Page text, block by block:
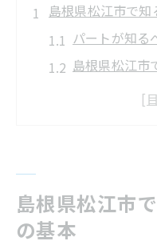
島根県松江市で
パートが知る
島根県松江市
パート有給
パートで有給
出勤率や雇用
島根県松江市
の基本